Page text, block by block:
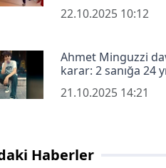
22.10.2025 10:12
Ahmet Minguzzi
karar: 2 sanığa 24
21.10.2025 14:21
Haberler